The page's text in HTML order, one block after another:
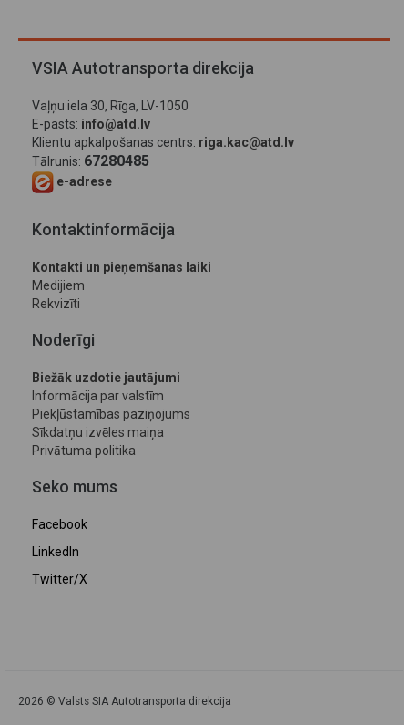
VSIA Autotransporta direkcija
Vaļņu iela 30, Rīga, LV-1050
E-pasts: info@atd.lv
Klientu apkalpošanas centrs: riga.kac@atd.lv
Tālrunis: 67280485
e-adrese
Kontaktinformācija
Kontakti un pieņemšanas laiki
Medijiem
Rekvizīti
Noderīgi
Biežāk uzdotie jautājumi
Informācija par valstīm
Piekļūstamības paziņojums
Sīkdatņu izvēles maiņa
Privātuma politika
Seko mums
Facebook
LinkedIn
Twitter/X
2026 © Valsts SIA Autotransporta direkcija